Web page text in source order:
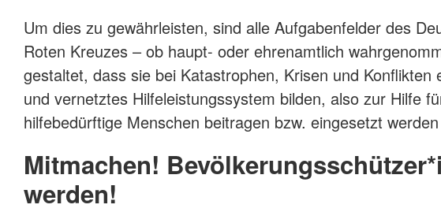
Um dies zu gewährleisten, sind alle Aufgabenfelder des
Roten Kreuzes – ob haupt- oder ehrenamtlich
gestaltet, dass sie bei Katastrophen, Krisen und Konflikten
und vernetztes Hilfeleistungssystem bilden, also zur Hilfe
hilfebedürftige Menschen beitragen bzw. eingesetzt
Mitmachen!
werden!